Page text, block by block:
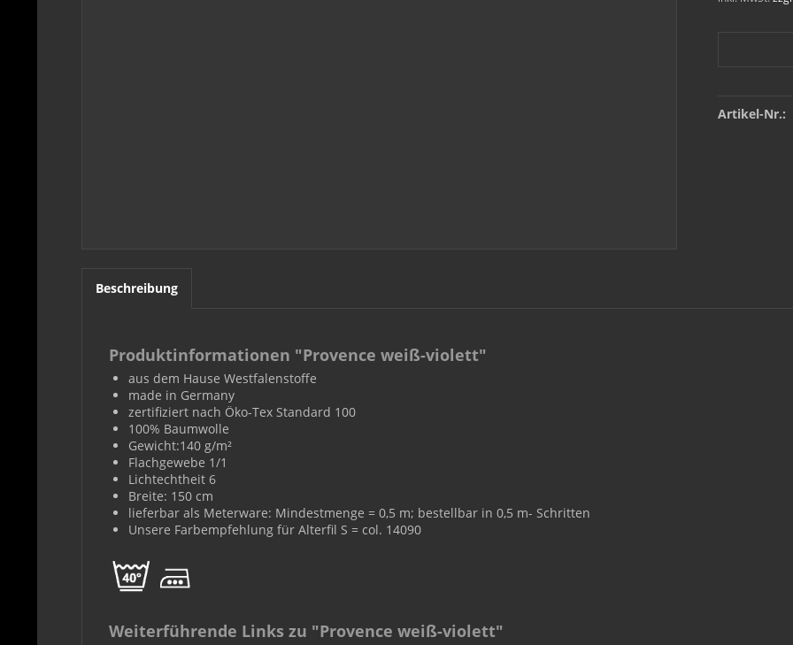
Artikel-Nr.:
Beschreibung
Produktinformationen "Provence weiß-violett"
aus dem Hause Westfalenstoffe
made in Germany
zertifiziert nach Öko-Tex Standard 100
100% Baumwolle
Gewicht:140 g/m²
Flachgewebe 1/1
Lichtechtheit 6
Breite: 150 cm
lieferbar als Meterware: Mindestmenge = 0,5 m; bestellbar in 0,5 m- Schritten
Unsere Farbempfehlung für Alterfil S = col. 14090
Weiterführende Links zu "Provence weiß-violett"